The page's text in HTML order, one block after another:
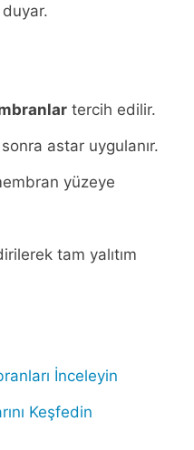
tercih edilir.
astar uygulanır.
yüzeye
tam yalıtım
İnceleyin
Keşfedin